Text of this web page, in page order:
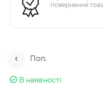
повернення
Поп.
В наявності